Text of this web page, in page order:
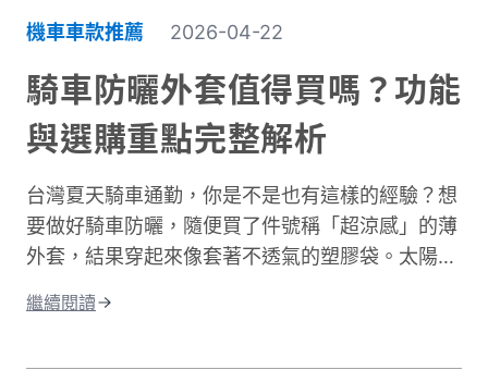
擊。當你在冬季騎車時，迎面而來的強風會快速破
壞人體周圍的隔熱空氣層。即使環境溫度有
10°C，在時速 50 公里的風壓下，體感溫度約降至
5 至 6°C 左右，溫降幅度接近一半。 更糟的是，
台灣冬季平均相對濕度經常高於75%。潮濕空氣傳
灌進衣服裡，身體必須消耗更多能量去加熱這些水
分子，騎車保暖變得格外困難。這就是為什麼一件
真正有效的防寒外套對機車族來說不只是選配，而
是冬季的必需品。接下來我們將深入分析如何挑選
機車車款推薦 2026-04-22
騎車防曬外套值得買嗎？功能
與選購重點完整解析
台灣夏天騎車通勤，你是不是也有這樣的經驗？想
要做好騎車防曬，隨便買了件號稱「超涼感」的薄
外套，結果穿起來像套著不透氣的塑膠袋。太陽確
境，許多騎士都遇過。一件真正好的騎車防曬外套
繼續閱讀